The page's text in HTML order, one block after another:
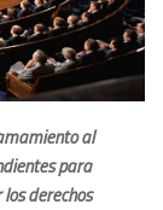
al
para
derechos